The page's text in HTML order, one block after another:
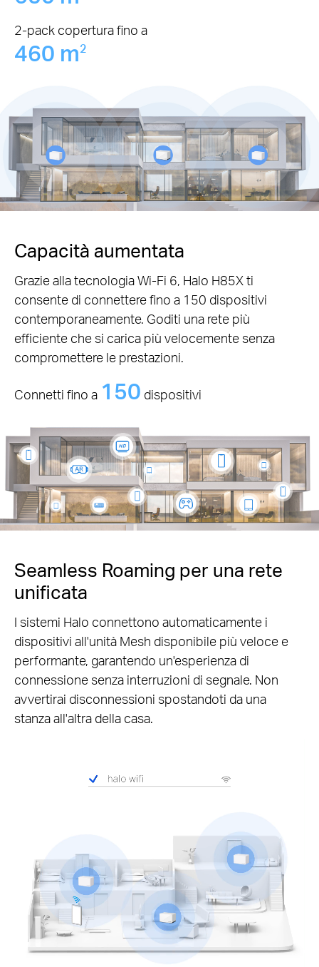
2-pack copertura fino a
460 m2
Capacità aumentata
Grazie alla tecnologia Wi-Fi 6, Halo H85X ti
consente di connettere fino a 150 dispositivi
contemporaneamente. Goditi una rete più
efficiente che si carica più velocemente senza
compromettere le prestazioni.
Connetti fino a 150 dispositivi
Seamless Roaming per una rete
unificata
I sistemi Halo connettono automaticamente i
dispositivi all'unità Mesh disponibile più veloce e
performante, garantendo un'esperienza di
connessione senza interruzioni di segnale. Non
avvertirai disconnessioni spostandoti da una
stanza all'altra della casa.